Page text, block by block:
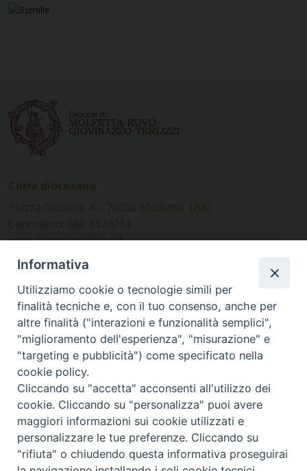
www.diocesimolfetta.it –
diocesimolfetta@pec.chiesacattolica.it
Ufficio Comunicazioni sociali
Piazza Giovene 4 – 70056 Molfetta (BA)
comunicazionisociali@diocesimolfetta.it
SEGUICI SU
Facebook
Instagram
X YouTube
Feed
Privacy Policy - trasparenza
Informativa
Utilizziamo cookie o tecnologie simili per
finalità tecniche e, con il tuo consenso, anche per
altre finalità ("interazioni e funzionalità semplici",
"miglioramento dell'esperienza", "misurazione" e
"targeting e pubblicità") come specificato nella
cookie policy.
Cliccando su "accetta" acconsenti all'utilizzo dei
cookie. Cliccando su "personalizza" puoi avere
maggiori informazioni sui cookie utilizzati e
personalizzare le tue preferenze. Cliccando su
"rifiuta" o chiudendo questa informativa proseguirai